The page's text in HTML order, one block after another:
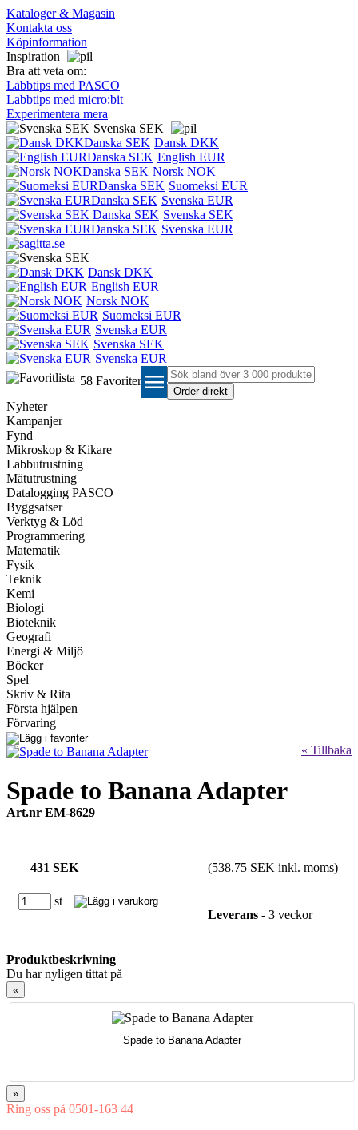
Kataloger & Magasin
Kontakta oss
Köpinformation
Inspiration
Bra att veta om:
Labbtips med PASCO
Labbtips med micro:bit
Experimentera mera
Svenska SEK
Dansk DKK
English EUR
Norsk NOK
Suomeksi EUR
Svenska EUR
Svenska SEK
Svenska EUR
Dansk DKK
English EUR
Norsk NOK
Suomeksi EUR
Svenska EUR
Svenska SEK
Svenska EUR
58 Favoriter menu
Nyheter
Kampanjer
Fynd
Mikroskop & Kikare
Labbutrustning
Mätutrustning
Datalogging PASCO
Byggsatser
Verktyg & Löd
Programmering
Matematik
Fysik
Teknik
Kemi
Biologi
Bioteknik
Geografi
Energi & Miljö
Böcker
Spel
Skriv & Rita
Första hjälpen
Förvaring
« Tillbaka
Spade to Banana Adapter
Art.nr EM-8629
431 SEK (538.75 SEK inkl. moms)
st
Leverans - 3 veckor
Produktbeskrivning
Du har nyligen tittat på
«
Spade to Banana Adapter
»
Ring oss på 0501-163 44